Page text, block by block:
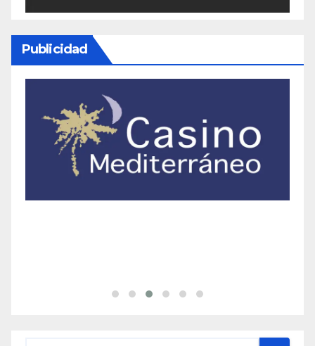
Publicidad